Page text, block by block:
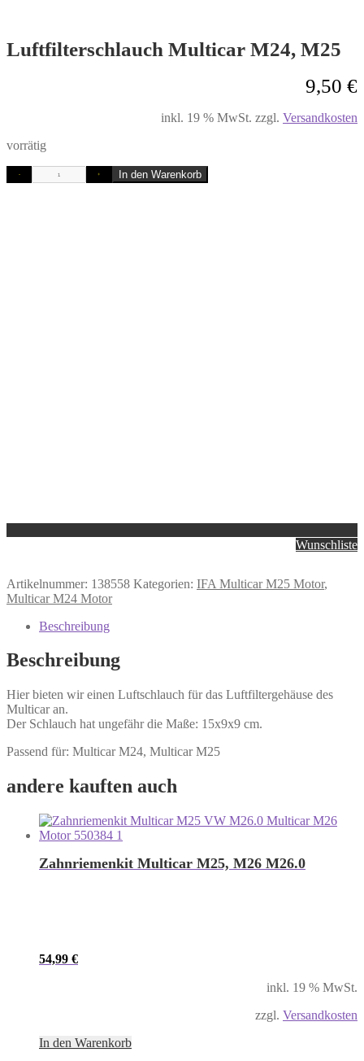
Luftfilterschlauch Multicar M24, M25
9,50 €
inkl. 19 % MwSt. zzgl. Versandkosten
vorrätig
- + In den Warenkorb
Wunschliste
Artikelnummer: 138558 Kategorien: IFA Multicar M25 Motor,
Multicar M24 Motor
Beschreibung
Beschreibung
Hier bieten wir einen Luftschlauch für das Luftfiltergehäuse des
Multicar an.
Der Schlauch hat ungefähr die Maße: 15x9x9 cm.
Passend für: Multicar M24, Multicar M25
andere kauften auch
Zahnriemenkit Multicar M25, M26 M26.0
54,99 €
inkl. 19 % MwSt.
zzgl. Versandkosten
In den Warenkorb